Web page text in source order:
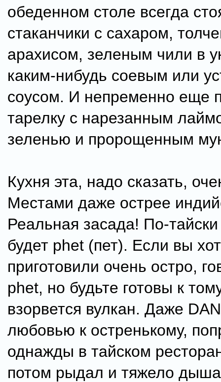
обеденном столе всегда
стаканчики с сахаром,
арахисом, зеленым чили в
каким-нибудь соевым или
соусом. И непременно еще
тарелку с нарезанным
зеленью и пророщенным
Кухня эта, надо сказать,
Местами даже острее
Реальная засада! По-
будет phet (пет). Если вы
приготовили очень остро,
phet, но будьте готовы к
взорвется вулкан. Даже
любовью к остренькому,
однажды в тайском
потом рыдал и тяжело